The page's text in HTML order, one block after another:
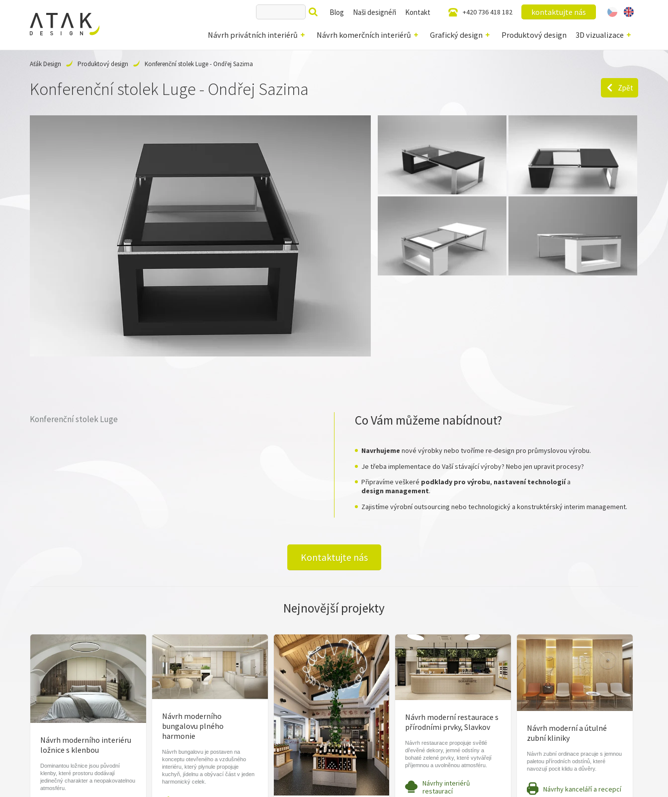
Návrh privátních interiérů Návrh komerčních interiérů Grafický design Produktový design 3D vizualizace
Blog Naši designéři Kontakt +420 736 418 182 kontaktujte nás
Aťák Design Produktový design Konferenční stolek Luge - Ondřej Sazima
Konferenční stolek Luge - Ondřej Sazima Zpět
Konferenční stolek Luge Co Vám můžeme nabídnout?
Navrhujeme nové výrobky nebo tvoříme re-design pro průmyslovou výrobu.
Je třeba implementace do Vaší stávající výroby? Nebo jen upravit procesy?
Připravíme veškeré podklady pro výrobu, nastavení technologiía
design management.
Zajistíme výrobní outsourcing nebo technologický a konstruktérský interim management.
Kontaktujte nás
Nejnovější projekty
Návrh moderního interiéru
ložnice s klenbou
Dominantou ložnice jsou původní
klenby, které prostoru dodávají
jedinečný charakter a neopakovatelnou
atmosféru.
Návrh moderního
bungalovu plného
harmonie
Návrh bungalovu je postaven na
konceptu otevřeného a vzdušného
interiéru, který plynule propojuje
kuchyň, jídelnu a obývací část v jeden
harmonický celek.
Návrh moderní restaurace s
přírodními prvky, Slavkov
Návrh restaurace propojuje světlé
dřevěné dekory, jemné odstíny a
bohaté zelené prvky, které vytvářejí
příjemnou a uvolněnou atmosféru.
Návrhy interiérů
restaurací
Návrh moderní a útulné
zubní kliniky
Návrh zubní ordinace pracuje s jemnou
paletou přírodních odstínů, které
navozují pocit klidu a důvěry.
Návrhy kanceláří a recepcí